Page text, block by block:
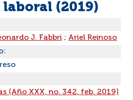
(2019)
J. Fabbri ; Ariel Reinoso
(Año XXX, no. 342, feb. 2019)